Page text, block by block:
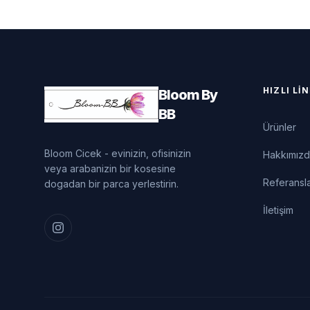
Bloom By
BB
Bloom Cicek - evinizin, ofisinizin
veya arabanizin bir kosesine
dogadan bir parca yerlestirin.
HIZLI
Ürünler
İletişim